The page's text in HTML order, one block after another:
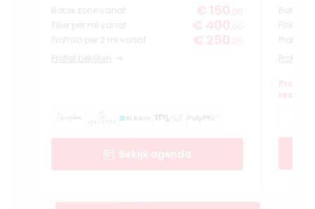
Botox zone vanaf € 150 ,00
Filler per ml vanaf
€ 400 ,00
Profhilo per 2 ml vanaf
€ 250 ,00
Profiel bekijken
Bekijk agenda
Botox
Filler
Profhilo
Profiel